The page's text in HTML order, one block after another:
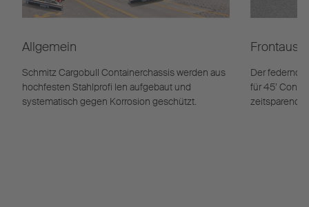
Allgemein
Schmitz Cargobull Containerchassis werden aus
hochfesten Stahlprofi len aufgebaut und
systematisch gegen Korrosion geschützt.
Der federnd
für 45’
zeitsparend